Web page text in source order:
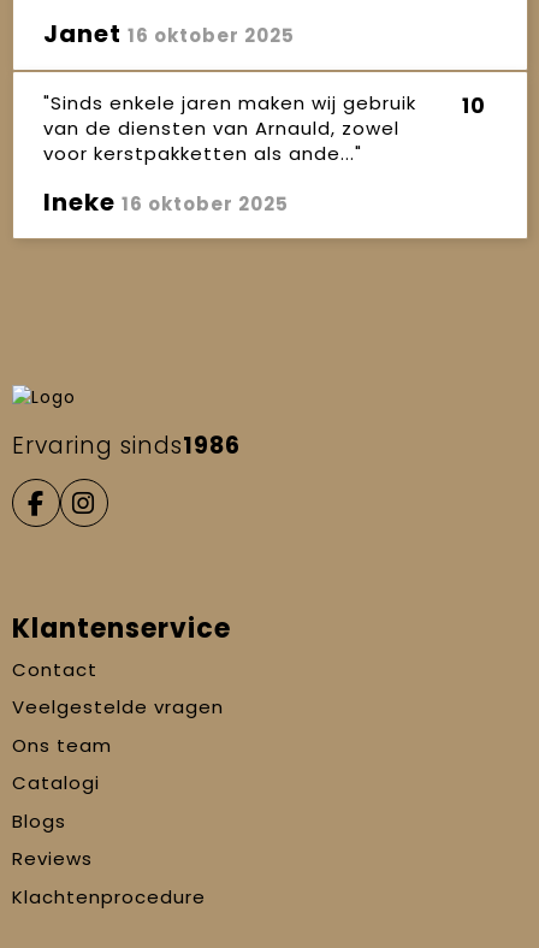
Janet 16 oktober 2025
"Sinds enkele jaren maken wij gebruik
van de diensten van Arnauld, zowel
voor kerstpakketten als ande..."
10
Ineke 16 oktober 2025
Ervaring sinds1986
Klantenservice
Contact
Veelgestelde vragen
Ons team
Catalogi
Blogs
Reviews
Klachtenprocedure